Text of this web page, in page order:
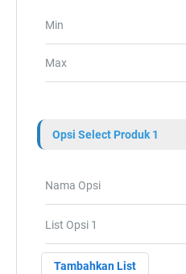
Opsi Select Produk 1
Tambahkan List